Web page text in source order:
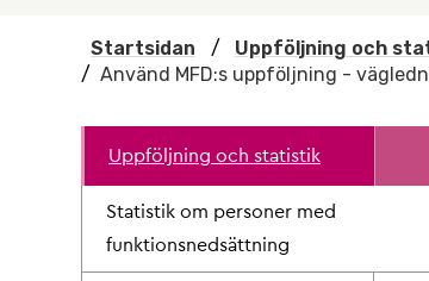
Startsidan / Uppföljning och
/ Använd MFD:s uppföljning -
Uppföljning och statistik
Statistik om personer med
funktionsnedsättning